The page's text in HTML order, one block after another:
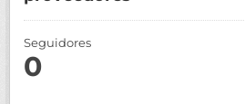
Seguidores
0